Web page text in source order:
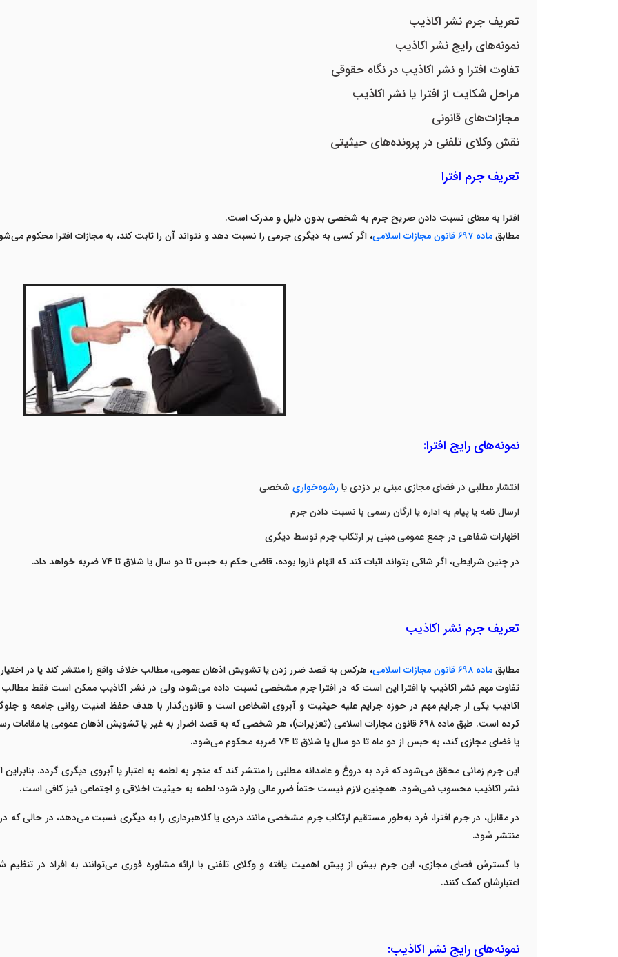
تعریف جرم نشر اکاذیب
نمونه‌های رایج نشر اکاذیب
تفاوت افترا و نشر اکاذیب در نگاه حقوقی
مراحل شکایت از افترا یا نشر اکاذیب
مجازات‌های قانونی
نقش وکلای تلفنی در پرونده‌های حیثیتی
تعریف جرم افترا
افترا به معنای نسبت دادن صریح جرم به شخصی بدون دلیل و مدرکاست.
مطابقماده ۶۹۷قانون مجازات اسلامی، اگر کسی به دیگری جرمی را نسبت دهد و نتواند آن را ثابت کند، به مجازات افترا محکوم
نمونه‌های رایج افترا:
انتشار مطلبی در فضای مجازی مبنی بر دزدی یارشوه‌خواری شخصی
ارسال نامه یا پیام به اداره یا ارگان رسمی با نسبت دادن جرم
اظهارات شفاهی در جمع عمومی مبنی بر ارتکاب جرم توسط دیگری
در چنین شرایطی، اگر شاکی بتواند اثبات کند که اتهام ناروا بوده، قاضی حکم به حبس تا دو سال یا شلاق تا ۷۴ ضربه خواهد داد.
تعریف جرم نشر اکاذیب
مطابقماده ۶۹۸قانون مجازات اسلامی، هرکس به قصد ضرر زدن یا تشویش اذهان عمومی، مطالب خلاف واقع را منتشر کند یا در
تفاوت مهم نشر اکاذیب با افترا این است که در افترا جرم مشخصی نسبت داده می‌شود، ولی در نشر اکاذیب ممکن است فقط
اکاذیب یکی از جرایم مهم در حوزه جرایم علیه حیثیت و آبروی اشخاص است و قانون‌گذار با هدف حفظ امنیت روانی جامعه و
کرده است. طبق ماده ۶۹۸قانون مجازات اسلامی (تعزیرات)، هر شخصی که به قصد اضرار به غیر یا تشویش اذهان عمومی یا مقامات
یا فضای مجازی کند، به حبس از دو ماه تا دو سال یا شلاق تا ۷۴ ضربه محکوم می‌شود.
این جرم زمانی محقق می‌شود که فرد به دروغ و عامدانه مطلبی را منتشر کند که منجر به لطمه به اعتبار یا آبروی دیگری گردد.
نشر اکاذیب محسوب نمی‌شود. همچنین لازم نیست حتماً ضرر مالی وارد شود؛ لطمه به حیثیت اخلاقی و اجتماعی نیز کافی است.
در مقابل، درجرم افترا، فرد به‌طور مستقیمارتکاب جرم مشخصیمانند دزدی یا کلاهبرداری را به دیگری نسبت می‌دهد، در حالی که
منتشر شود.
با گسترش فضای مجازی، این جرم بیش از پیش اهمیت یافته ووکلای تلفنی با ارائه مشاوره فوری می‌توانند به افراد در
اعتبارشان کمک کنند.
نمونه‌های رایج نشر اکاذیب: